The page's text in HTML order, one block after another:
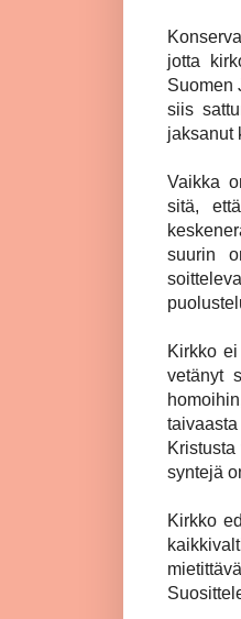
jotta
Suomen
siis
jaksanut
Vaikka
sitä,
suurin
Kirkko
vetänyt
syntejä
Kirkko